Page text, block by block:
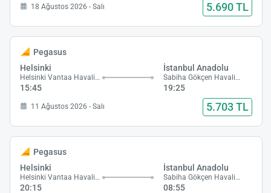
18 Ağustos 2026 - Salı 5.690 TL
Pegasus
Helsinki
Helsinki Vantaa Havalimanı
15:45
İstanbul Anadolu
Sabiha Gökçen Havalimanı
19:25
11 Ağustos 2026 - Salı 5.703 TL
Pegasus
Helsinki
Helsinki Vantaa Havalimanı
20:15
İstanbul Anadolu
Sabiha Gökçen Havalimanı
08:55